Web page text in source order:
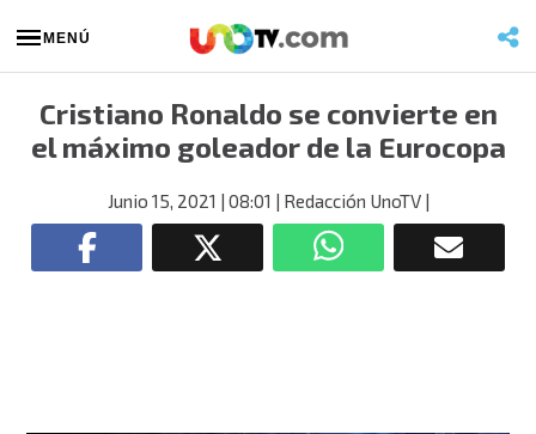
MENÚ
Cristiano Ronaldo se convierte en
el máximo goleador de la Eurocopa
Junio 15, 2021 | 08:01 | Redacción UnoTV|